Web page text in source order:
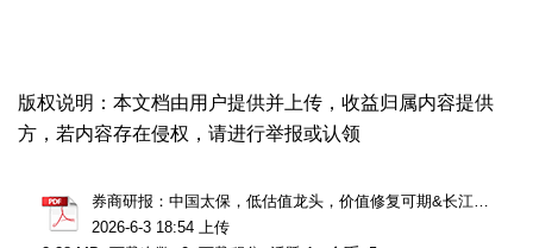
版权说明：本文档由用户提供并上传，收益归属内容提供
方，若内容存在侵权，请进行举报或认领
券商研报：中国太保，低估值龙头，价值修复可期&长江证券（28页）.pdf
2026-6-3 18:54 上传